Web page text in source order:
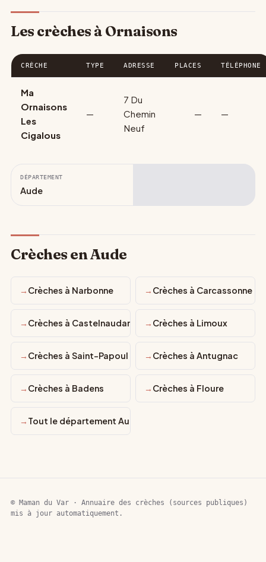
Les crèches à Ornaisons
CRÈCHE TYPE ADRESSE PLACES TÉLÉPHONE
Ma
Ornaisons
Les
Cigalous
—
7 Du
Chemin
Neuf
— —
DÉPARTEMENT
Aude
Crèches en Aude
Crèches à Narbonne Crèches à Carcassonne
Crèches à Castelnaudary Crèches à Limoux
Crèches à Saint-Papoul Crèches à Antugnac
Crèches à Badens Crèches à Floure
Tout le département Aude
© Maman du Var · Annuaire des crèches (sources publiques)
mis à jour automatiquement.